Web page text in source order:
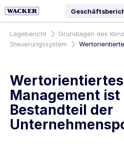
Lagebericht
Grundlagen des
Steuerungssystem
Wertorientiertes
Management
Bestandteil der